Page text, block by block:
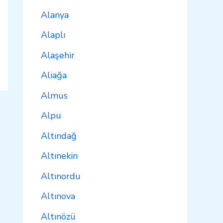
Alanya
Alaplı
Alaşehir
Aliağa
Almus
Alpu
Altındağ
Altınekin
Altınordu
Altınova
Altınözü